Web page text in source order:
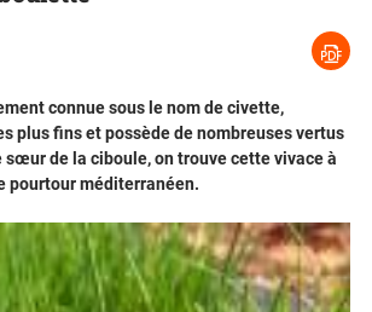
connue sous le nom de civette,
plus fins et possède de nombreuses vertus
de la ciboule, on trouve cette vivace à
pourtour méditerranéen.